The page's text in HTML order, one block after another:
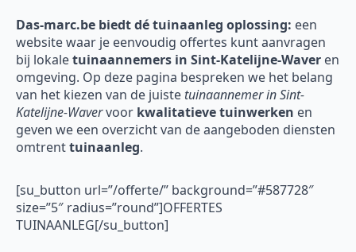
Das-marc.be biedt dé tuinaanleg oplossing: een
website waar je eenvoudig offertes kunt aanvragen
bij lokaletuinaannemers in Sint-Katelijne-Waver en
omgeving. Op deze pagina bespreken we het belang
van het kiezen van de juiste tuinaannemer in Sint-
Katelijne-Wavervoor kwalitatieve tuinwerken en
geven we een overzicht van de aangeboden diensten
omtrenttuinaanleg.
[su_button url=”/offerte/” background=”#587728″
size=”5″ radius=”round”]OFFERTES
TUINAANLEG[/su_button]